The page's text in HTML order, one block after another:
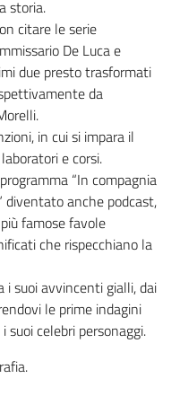
storia.
citare le serie
De Luca e
due presto trasformati
da
in cui si impara il
e corsi.
“In compagnia
diventato anche podcast,
famose favole
che rispecchiano la
i suoi avvincenti gialli, dai
le prime indagini
suoi celebri personaggi.